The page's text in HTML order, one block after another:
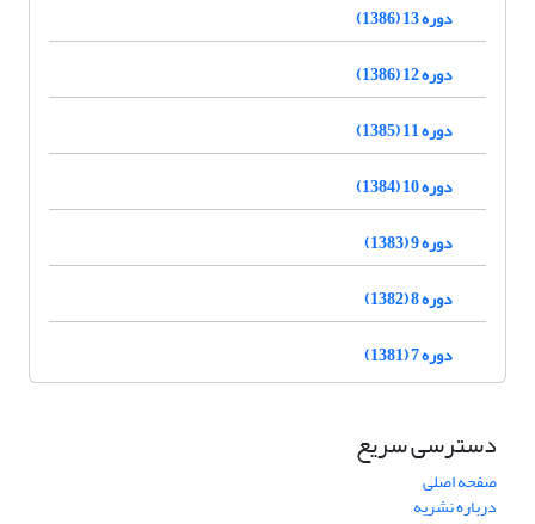
دوره 13 (1386)
دوره 12 (1386)
دوره 11 (1385)
دوره 10 (1384)
دوره 9 (1383)
دوره 8 (1382)
دوره 7 (1381)
دسترسی سریع
صفحه اصلی
درباره نشریه